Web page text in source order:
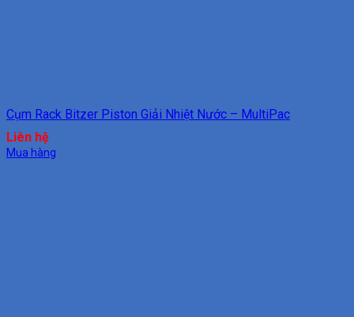
Cụm Rack Bitzer Piston Giải Nhiệt Nước – MultiPac
Liên hệ
Mua hàng